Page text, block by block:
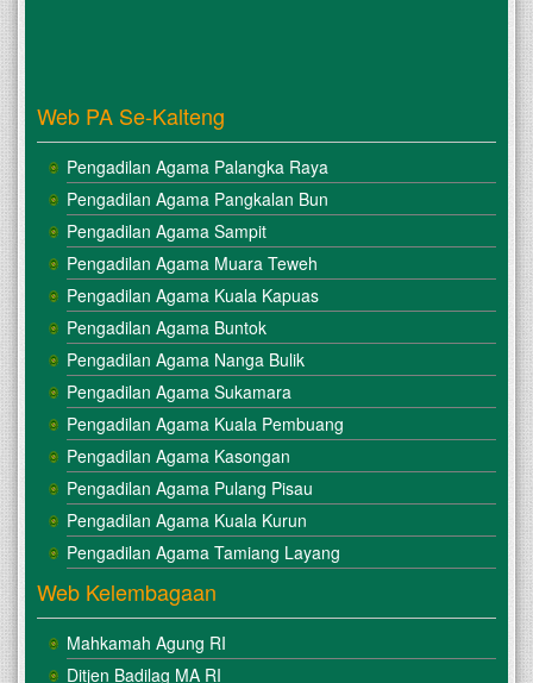
Web PA Se-Kalteng
Pengadilan Agama Palangka Raya
Pengadilan Agama Pangkalan Bun
Pengadilan Agama Sampit
Pengadilan Agama Muara Teweh
Pengadilan Agama Kuala Kapuas
Pengadilan Agama Buntok
Pengadilan Agama Nanga Bulik
Pengadilan Agama Sukamara
Pengadilan Agama Kuala Pembuang
Pengadilan Agama Kasongan
Pengadilan Agama Pulang Pisau
Pengadilan Agama Kuala Kurun
Pengadilan Agama Tamiang Layang
Web Kelembagaan
Mahkamah Agung RI
Ditjen Badilag MA RI